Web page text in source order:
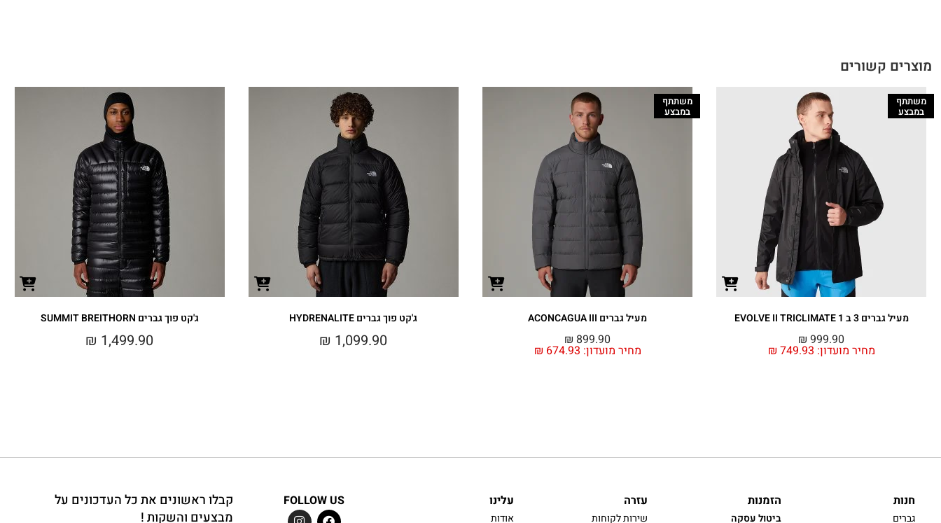
מוצרים קשורים
משתתף
במבצע
מעיל גברים 3 ב 1 EVOLVE II TRICLIMATE
מחיר מועדון: ₪ 749.93
₪ 999.90
משתתף
במבצע
מעיל גברים ACONCAGUA III
מחיר מועדון: ₪ 674.93
₪ 899.90
ג'קט פוך גברים HYDRENALITE
₪ 1,099.90
ג'קט פוך גברים SUMMIT BREITHORN
₪ 1,499.90
חנות
גברים
הזמנות
ביטול עסקה
עזרה
שירות לקוחות
עלינו
אודות
FOLLOW US
קבלו ראשונים את כל העדכונים על
מבצעים והשקות !